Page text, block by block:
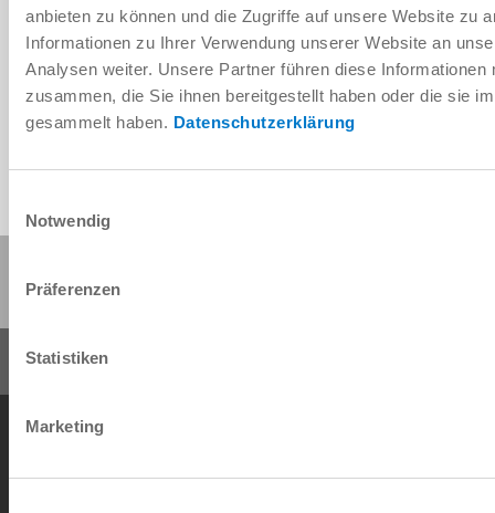
anbieten zu können und die Zugriffe auf unsere Website zu
Informationen zu Ihrer Verwendung unserer Website an
Analysen weiter. Unsere Partner führen diese
zusammen, die Sie ihnen bereitgestellt haben oder die sie
gesammelt haben. Datenschutzerklärung
Notwendig
Präferenzen
Statistiken
Marketing
Instructions de montage et de
service
Télécharger
Conditions générales de vente
Copyright © ZIMMER GROUP 2026